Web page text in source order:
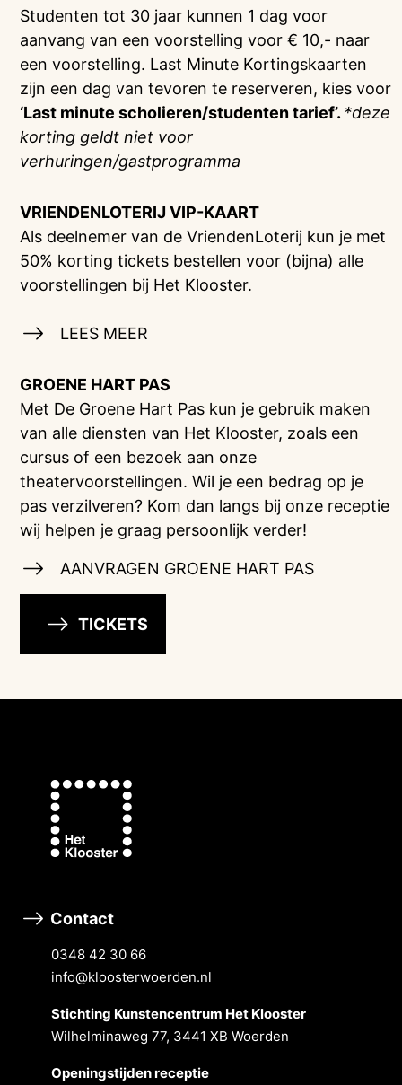
Studenten tot 30 jaar kunnen 1 dag voor
aanvang van een voorstelling voor € 10,- naar
een voorstelling. Last Minute Kortingskaarten
zijn een dag van tevoren te reserveren, kies voor
‘Last minute scholieren/studenten tarief’. *deze
korting geldt niet voor
verhuringen/gastprogramma
VRIENDENLOTERIJVIP-KAART
Als deelnemer van de VriendenLoterij kun je met
50% korting tickets bestellen voor (bijna) alle
voorstellingen bij Het Klooster.
LEES MEER
GROENE HART PAS
Met De Groene Hart Pas kun je gebruik maken
van alle diensten van Het Klooster, zoals een
cursus of een bezoek aan onze
theatervoorstellingen. Wil je een bedrag op je
pas verzilveren? Kom dan langs bij onze receptie
wij helpen je graag persoonlijk verder!
AANVRAGEN GROENE HART PAS
TICKETS
Contact
0348 42 30 66
info@kloosterwoerden.nl
Stichting Kunstencentrum Het Klooster
Wilhelminaweg 77, 3441 XB Woerden
Openingstĳden receptie